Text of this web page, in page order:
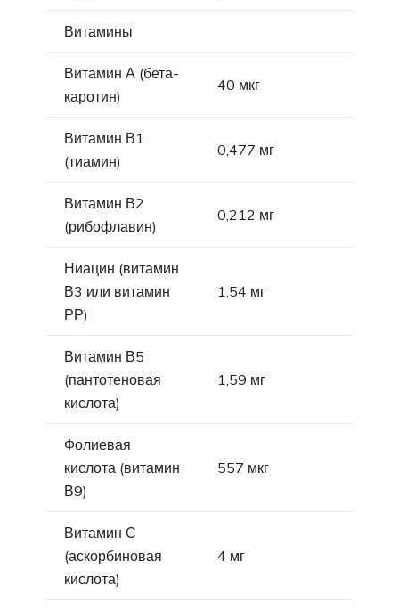
Витамины
Витамин А (бета-
каротин)
40 мкг
Витамин В1
(тиамин)
0,477 мг
Витамин В2
(рибофлавин)
0,212 мг
Ниацин (витамин
В3 или витамин
РР)
1,54 мг
Витамин В5
(пантотеновая
кислота)
1,59 мг
Фолиевая
кислота (витамин
В9)
557 мкг
Витамин С
(аскорбиновая
кислота)
4 мг